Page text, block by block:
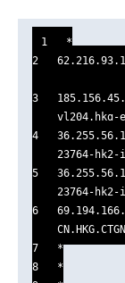
1   *
2
3
vl204.hkg-
4
23764-hk2-
5
23764-hk2-
6
7   *
8   *